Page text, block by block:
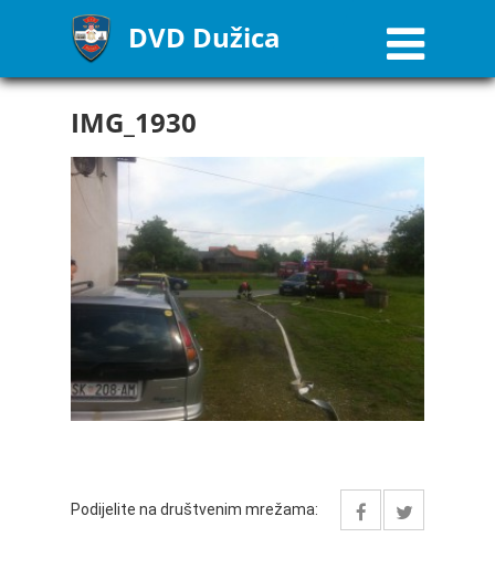
DVD Dužica
IMG_1930
Podijelite na društvenim mrežama: